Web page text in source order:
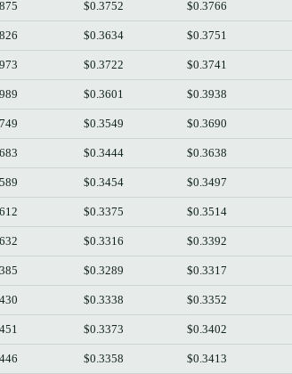
$0.3752 $0.3766
$0.3634 $0.3751
$0.3722 $0.3741
$0.3601 $0.3938
$0.3549 $0.3690
$0.3444 $0.3638
$0.3454 $0.3497
$0.3375 $0.3514
$0.3316 $0.3392
$0.3289 $0.3317
$0.3338 $0.3352
$0.3373 $0.3402
$0.3358 $0.3413